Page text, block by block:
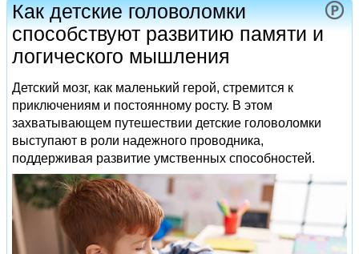
Как детские головоломки
способствуют развитию памяти и
логического мышления
Детский мозг, как маленький герой, стремится к
приключениям и постоянному росту. В этом
захватывающем путешествии детские головоломки
выступают в роли надежного проводника,
поддерживая развитие умственных способностей.